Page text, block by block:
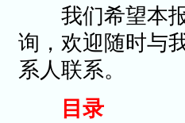
我们希望本报
询，欢迎随时与
系人联系。
目录